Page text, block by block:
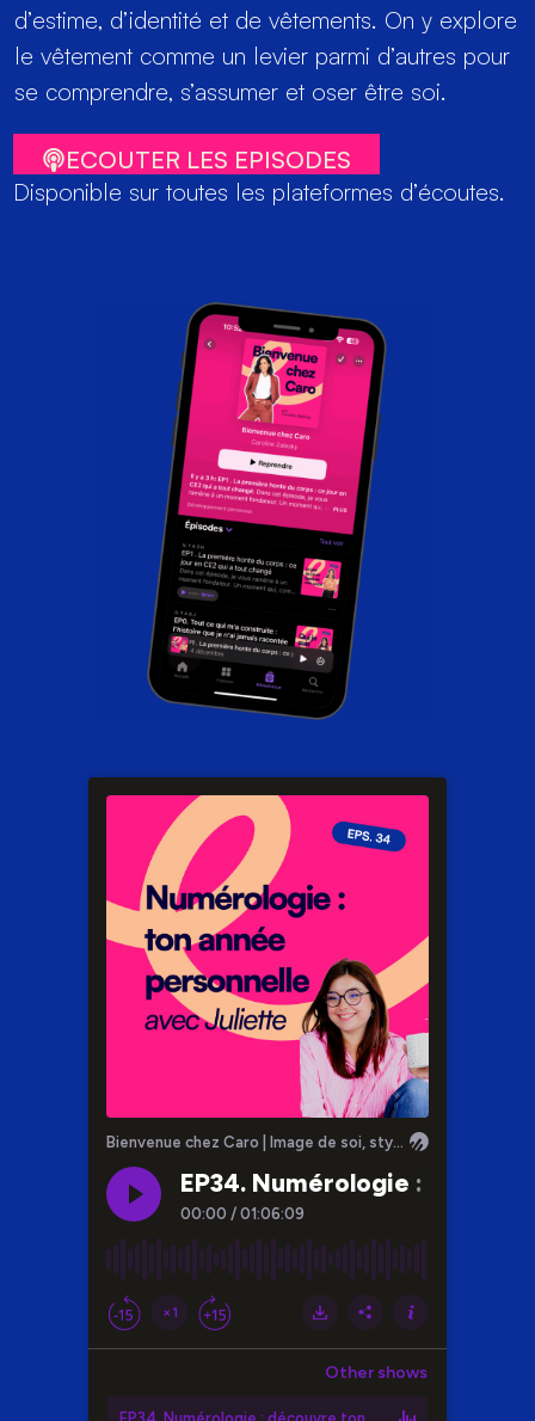
d’estime, d’identité et de vêtements. On y explore
le vêtement comme un levier parmi d’autres pour
se comprendre, s’assumer et oser être soi.
ECOUTER LES EPISODES
Disponible sur toutes les plateformes d’écoutes.